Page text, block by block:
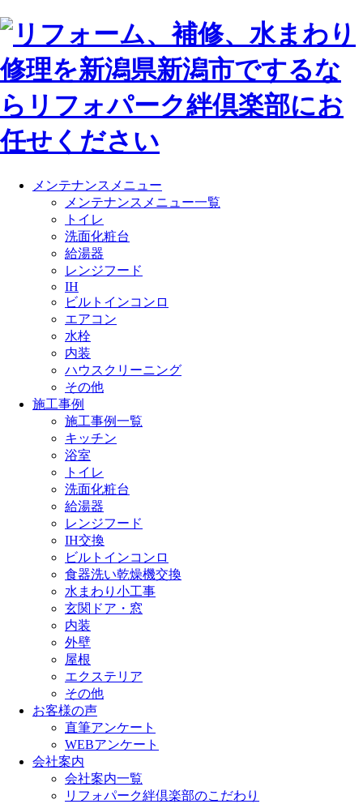
メンテナンスメニュー
メンテナンスメニュー一覧
トイレ
洗面化粧台
給湯器
レンジフード
IH
ビルトインコンロ
エアコン
水栓
内装
ハウスクリーニング
その他
施工事例
施工事例一覧
キッチン
浴室
トイレ
洗面化粧台
給湯器
レンジフード
IH交換
ビルトインコンロ
食器洗い乾燥機交換
水まわり小工事
玄関ドア・窓
内装
外壁
屋根
エクステリア
その他
お客様の声
直筆アンケート
WEBアンケート
会社案内
会社案内一覧
リフォパーク絆倶楽部のこだわり